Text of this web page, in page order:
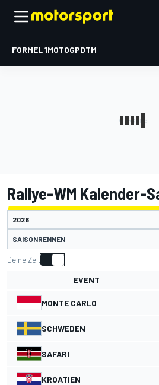
FORMEL 1MOTOGPDTM
Rallye-WM Kalender-
SAISONRENNEN
Deine Zeit
EVENT
MONTE CARLO
SCHWEDEN
SAFARI
KROATIEN